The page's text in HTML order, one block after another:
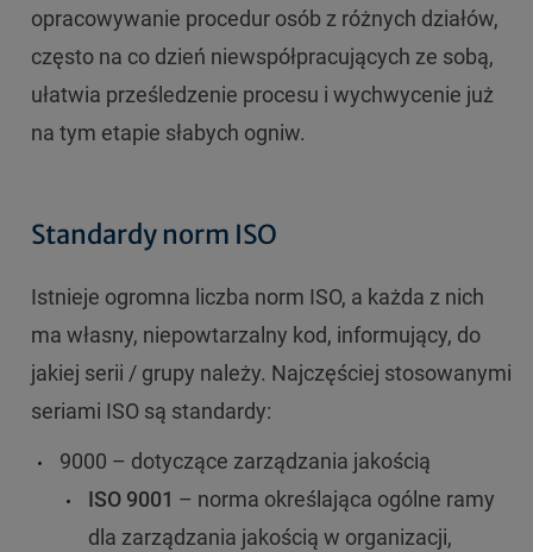
opracowywanie procedur osób z różnych działów,
często na co dzień niewspółpracujących ze sobą,
ułatwia prześledzenie procesu i wychwycenie już
na tym etapie słabych ogniw.
Standardy norm ISO
Istnieje ogromna liczba norm ISO, a każda z nich
ma własny, niepowtarzalny kod, informujący, do
jakiej serii / grupy należy. Najczęściej stosowanymi
seriami ISO są standardy:
9000 – dotyczące zarządzania jakością
ISO 9001 – norma określająca ogólne ramy
dla zarządzania jakością w organizacji,